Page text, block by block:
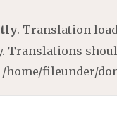
. Translation
/home/fileunder/